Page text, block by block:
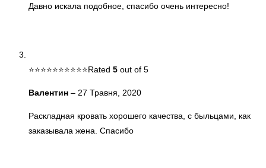
Давно искала подобное, спасибо очень интересно!
Rated 5 out of 5
Валентин – 27 Травня, 2020
Раскладная кровать хорошего качества, с быльцами, как
заказывала жена. Спасибо